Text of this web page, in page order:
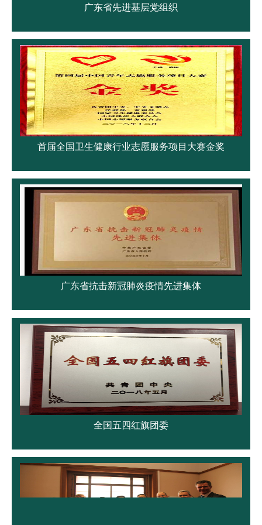
广东省先进基层党组织
首届全国卫生健康行业志愿服务项目大赛金奖
广东省抗击新冠肺炎疫情先进集体
全国五四红旗团委